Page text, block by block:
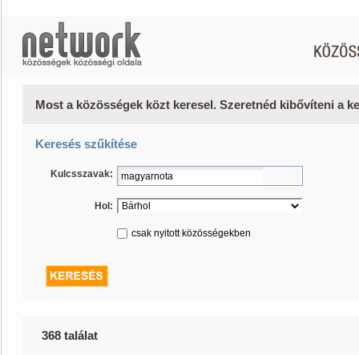
Most a közösségek közt keresel. Szeretnéd kibővíteni a
Keresés szűkítése
Kulcsszavak:
Hol:
csak nyitott közösségekben
368 találat